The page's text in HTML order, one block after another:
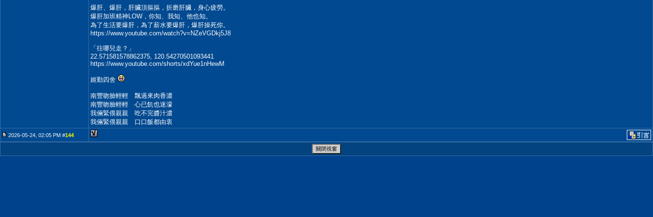
爆肝、爆肝，肝臟頂摳摳，折磨肝臟，身心疲勞。
爆肝加班精神LOW，你知、我知、他也知。
為了生活要爆肝，為了薪水要爆肝，爆肝操死你。
https://www.youtube.com/watch?v=NZeVGDkj5J8
「往哪兒走？」
22.571581578862375, 120.54270501093441
https://www.youtube.com/shorts/xdYue1nHewM
姬勤四舍
南豐吻臉輕輕 飄過來肉香濃
南豐吻臉輕輕 心已飢也迷濛
我倆緊偎親親 吃不完醬汁濃
我倆緊偎親親 口口飯都由衷
2026-05-24, 02:05 PM #144